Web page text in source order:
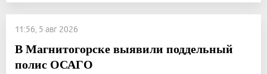
11:56, 5 авг 2026
В Магнитогорске выявили поддельный
полис ОСАГО